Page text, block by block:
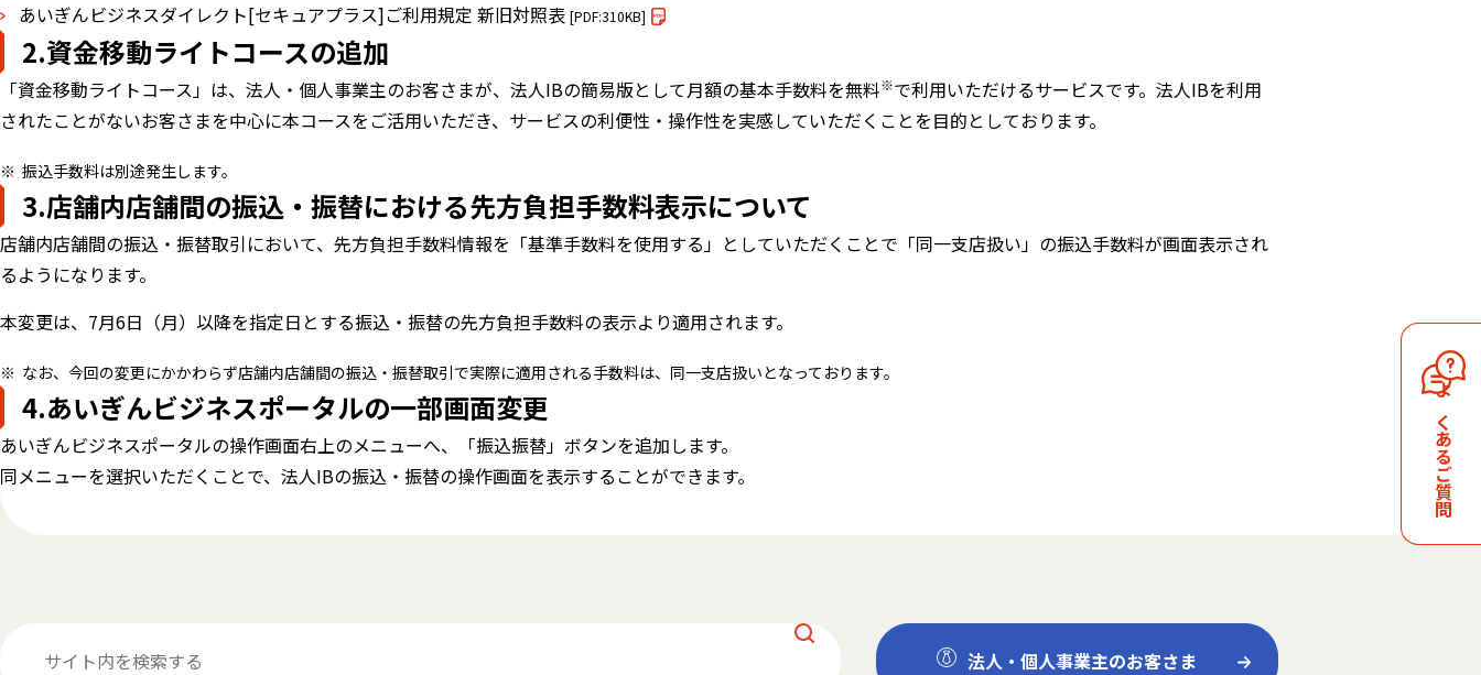
よくあるご質問
あいぎんビジネスダイレクト[セキュアプラス]ご利用規定 新旧対照表 [PDF:310KB]
2.資金移動ライトコースの追加
「資金移動ライトコース」は、法人・個人事業主のお客さまが、法人IBの簡易版として月額の基本手数料を無料※で利用いただけるサービスです。法人IBを利用
されたことがないお客さまを中心に本コースをご活用いただき、サービスの利便性・操作性を実感していただくことを目的としております。
振込手数料は別途発生します。
3.店舗内店舗間の振込・振替における先方負担手数料表示について
店舗内店舗間の振込・振替取引において、先方負担手数料情報を「基準手数料を使用する」としていただくことで「同一支店扱い」の振込手数料が画面表示され
るようになります。
本変更は、7月6日（月）以降を指定日とする振込・振替の先方負担手数料の表示より適用されます。
なお、今回の変更にかかわらず店舗内店舗間の振込・振替取引で実際に適用される手数料は、同一支店扱いとなっております。
4.あいぎんビジネスポータルの一部画面変更
あいぎんビジネスポータルの操作画面右上のメニューへ、「振込振替」ボタンを追加します。
同メニューを選択いただくことで、法人IBの振込・振替の操作画面を表示することができます。
法人・個人事業主のお客さま